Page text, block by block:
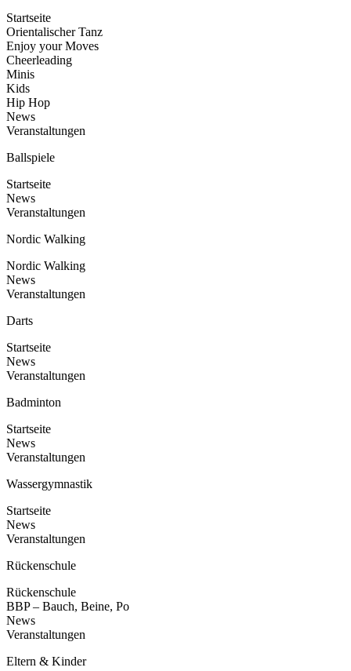
Startseite
Orientalischer Tanz
Enjoy your Moves
Cheerleading
Minis
Kids
Hip Hop
News
Veranstaltungen
Ballspiele
Startseite
News
Veranstaltungen
Nordic Walking
Nordic Walking
News
Veranstaltungen
Darts
Startseite
News
Veranstaltungen
Badminton
Startseite
News
Veranstaltungen
Wassergymnastik
Startseite
News
Veranstaltungen
Rückenschule
Rückenschule
BBP – Bauch, Beine, Po
News
Veranstaltungen
Eltern & Kinder